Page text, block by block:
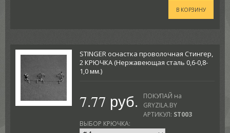
В КОРЗИНУ
STINGER оснастка проволочная Стингер,
2 КРЮЧКА (Нержавеющая сталь 0,6-0,8-
1,0 мм.)
7.77 руб.
ПОКУПАЙ на
GRYZILA.BY
АРТИКУЛ: ST003
ВЫБОР КРЮЧКА: